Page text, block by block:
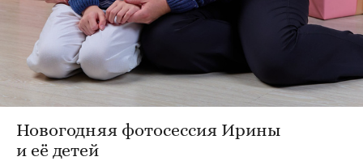
Новогодняя фотосессия Ирины
и её детей